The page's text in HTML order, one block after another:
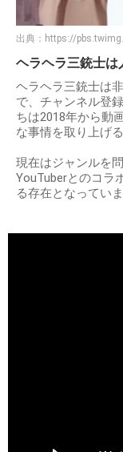
出典： https://
ヘラヘラ三銃士
ヘラヘラ三銃士は
で、チャンネル登
ちは2018年から動
な事情を取り上げ
現在はジャンルを
YouTuberとのコラ
る存在となっていま